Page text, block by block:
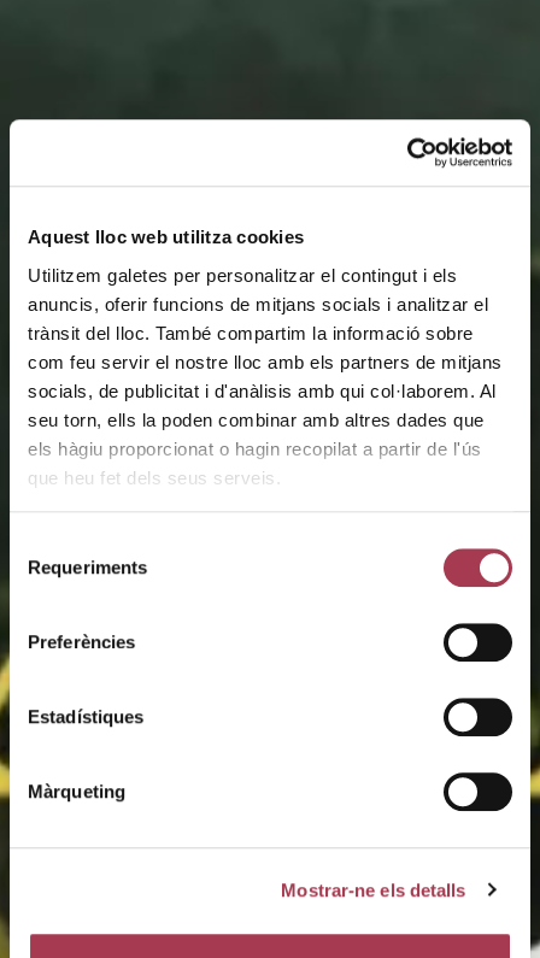
Aquest lloc web utilitza cookies
Utilitzem galetes per personalitzar el contingut i els
anuncis, oferir funcions de mitjans socials i analitzar el
trànsit del lloc. També compartim la informació sobre
com feu servir el nostre lloc amb els partners de mitjans
socials, de publicitat i d'anàlisis amb qui col·laborem. Al
seu torn, ells la poden combinar amb altres dades que
els hàgiu proporcionat o hagin recopilat a partir de l'ús
que heu fet dels seus serveis.
Requeriments
Preferències
Estadístiques
Màrqueting
Mostrar-ne els detalls